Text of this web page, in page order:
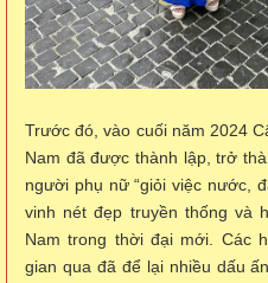
Trước đó, vào cuối năm 2024
Nam đã được thành lập, trở
người phụ nữ “giỏi việc nước,
vinh nét đẹp truyền thống và
Nam trong thời đại mới. Các
gian qua đã để lại nhiều dấu